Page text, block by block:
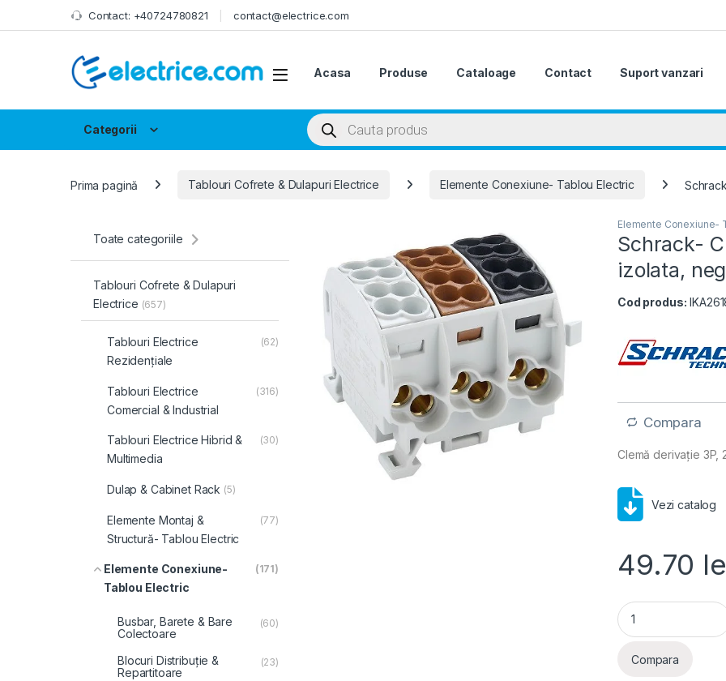
Skip to navigation
Skip to content Contact: +40724780821 contact@electrice.com
Acasa Produse Cataloage Contact Suport vanzari
Categorii
Products search
Prima pagină Tablouri Cofrete & Dulapuri Electrice Elemente Conexiune- Tablou Electric
Elemente Conexiune-
Schrack-
izolata,
Cod produs:
Compara
Clemă derivație 3P,
Vezi catalog
49.70
Schrack- Clema
Compara
Toate categoriile
Tablouri Cofrete & Dulapuri
Electrice (657)
Tablouri Electrice
Rezidențiale
(62)
Tablouri Electrice
Comercial & Industrial
(316)
Tablouri Electrice Hibrid &
Multimedia
(30)
Dulap & Cabinet Rack (5)
Elemente Montaj &
Structură- Tablou Electric
(77)
Elemente Conexiune-
Tablou Electric
(171)
Busbar, Barete & Bare
Colectoare
(60)
Blocuri Distribuție &
Repartitoare
(23)